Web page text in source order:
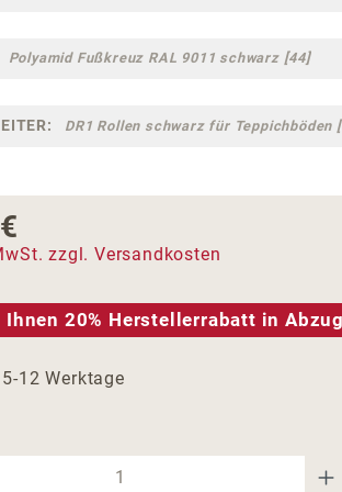
Polyamid Fußkreuz RAL 9011 schwarz [44]
DR1 Rollen schwarz für Teppichböden
zzgl. Versandkosten
Ihnen 20% Herstellerrabatt in
12 Werktage
Anzahl: Gib den